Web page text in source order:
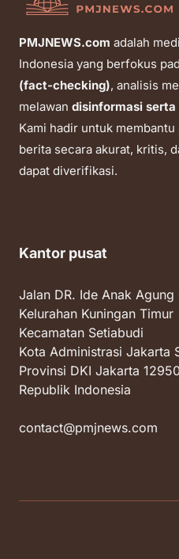
PMJNEWS.com adalah
Indonesia yang berfokus
(fact-checking), analisis
melawan disinformasi serta
Kami hadir untuk
berita secara akurat, kritis,
dapat diverifikasi.
Kantor pusat
Jalan DR. Ide Anak
Kelurahan Kuningan Timur
Kecamatan Setiabudi
Kota Administrasi Jakarta
Provinsi DKI Jakarta 12950
Republik Indonesia
contact@pmjnews.com